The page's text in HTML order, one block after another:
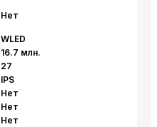
Нет
WLED
16.7 млн.
27
IPS
Нет
Нет
Нет